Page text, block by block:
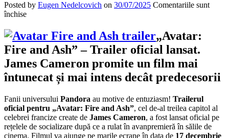
Posted by Eugen Nedelcovich on 30/07/2025 Comentariile sunt
închisepentru
Fire
and
Ash”
Trailer
spectaculos
noul
film
regizat
de
James
„Avatar:
Fire and Ash” – Trailer oficial lansat.
James Cameron promite un film mai
întunecat și mai intens decât predecesorii
Fanii universului Pandora au motive de entuziasm! Trailerul
oficial pentru „Avatar: Fire and Ash”, cel de-al treilea capitol al
celebrei francize create de James Cameron, a fost lansat oficial pe
rețelele de socializare după ce a rulat în avanpremieră în sălile de
cinema. Filmul va ajunge pe marile ecrane în data de 17 decembrie